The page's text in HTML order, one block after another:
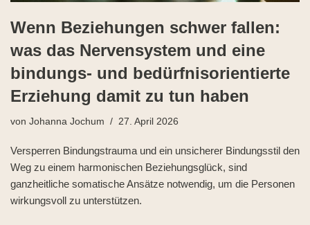
Wenn Beziehungen schwer fallen:
was das Nervensystem und eine
bindungs- und bedürfnisorientierte
Erziehung damit zu tun haben
von Johanna Jochum 27. April 2026
Versperren Bindungstrauma und ein unsicherer Bindungsstil den
Weg zu einem harmonischen Beziehungsglück, sind
ganzheitliche somatische Ansätze notwendig, um die Personen
wirkungsvoll zu unterstützen.